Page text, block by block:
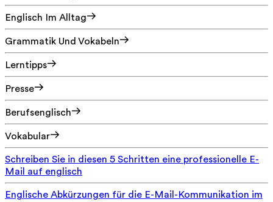
Englisch Im Alltag
Grammatik Und Vokabeln
Lerntipps
Presse
Berufsenglisch
Vokabular
Schreiben Sie in diesen 5 Schritten eine professionelle E-
Mail auf englisch
Englische Abkürzungen für die E-Mail-Kommunikation im